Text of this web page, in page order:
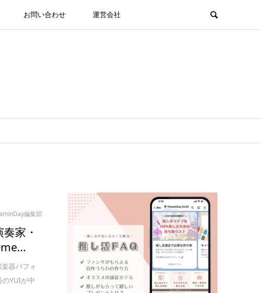
お問い合わせ 運営会社
編集部
家・
器パフォ
YUIが中